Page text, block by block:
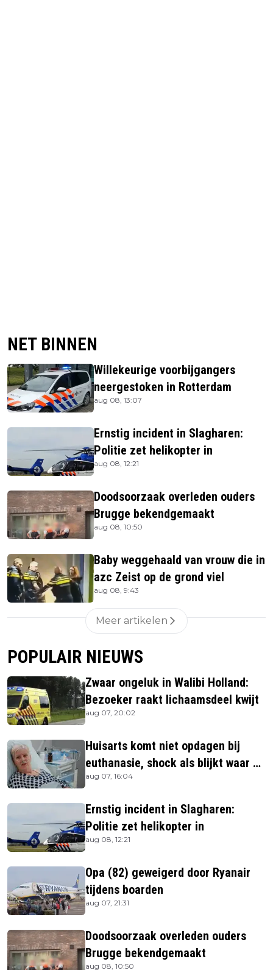
NET BINNEN
Willekeurige voorbijgangers
neergestoken in Rotterdam
aug 08, 13:07
Ernstig incident in Slagharen:
Politie zet helikopter in
aug 08, 12:21
Doodsoorzaak overleden ouders
Brugge bekendgemaakt
aug 08, 10:50
Baby weggehaald van vrouw die in
azc Zeist op de grond viel
aug 08, 9:43
Meer artikelen
POPULAIR NIEUWS
Zwaar ongeluk in Walibi Holland:
Bezoeker raakt lichaamsdeel kwijt
aug 07, 20:02
Huisarts komt niet opdagen bij
euthanasie, shock als blijkt waar ze
is
aug 07, 16:04
Ernstig incident in Slagharen:
Politie zet helikopter in
aug 08, 12:21
Opa (82) geweigerd door Ryanair
tijdens boarden
aug 07, 21:31
Doodsoorzaak overleden ouders
Brugge bekendgemaakt
aug 08, 10:50